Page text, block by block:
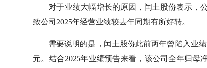
对于业绩大幅增长的原因，闰土股份表示，
致公司2025年经营业绩较去年同期有所好转。
需要说明的是，闰土股份此前两年曾陷入业
元。结合2025年业绩预告来看，该公司全年归母